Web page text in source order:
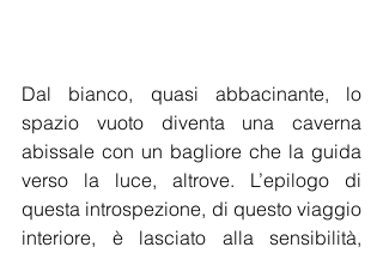
Dal bianco, quasi abbacinante, lo
spazio vuoto diventa una caverna
abissale con un bagliore che la guida
verso la luce, altrove. L’epilogo di
questa introspezione, di questo viaggio
interiore, è lasciato alla sensibilità,